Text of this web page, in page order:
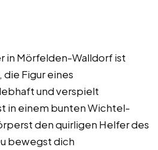
in Mörfelden-Walldorf ist
Figur eines
und verspielt
in einem bunten Wichtel-
den quirligen Helfer des
bewegst dich